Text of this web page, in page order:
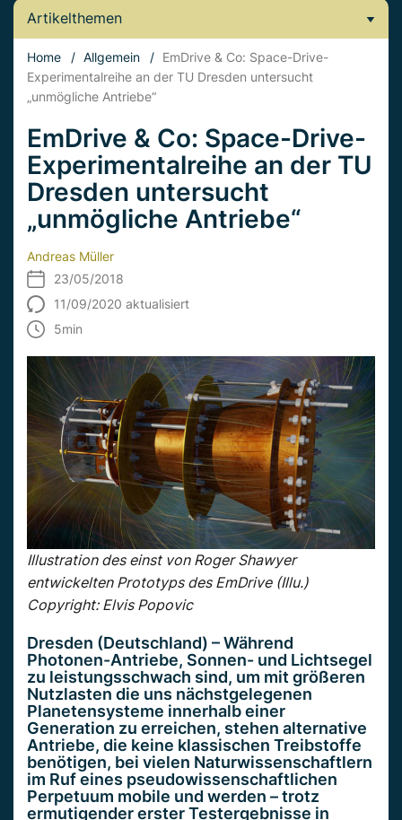
Artikelthemen
Home / Allgemein / EmDrive & Co: Space-Drive-
Experimentalreihe an der TU Dresden untersucht
„unmögliche Antriebe“
EmDrive & Co: Space-Drive-
Experimentalreihe an der TU
Dresden untersucht
„unmögliche Antriebe“
Andreas Müller
23/05/2018
11/09/2020 aktualisiert
5min
Illustration des einst von Roger Shawyer
entwickelten Prototyps des EmDrive (Illu.)
Copyright: Elvis Popovic
Dresden (Deutschland) – Während
Photonen-Antriebe, Sonnen- und Lichtsegel
zu leistungsschwach sind, um mit größeren
Nutzlasten die uns nächstgelegenen
Planetensysteme innerhalb einer
Generation zu erreichen, stehen alternative
Antriebe, die keine klassischen Treibstoffe
benötigen, bei vielen Naturwissenschaftlern
im Ruf eines pseudowissenschaftlichen
Perpetuum mobile und werden – trotz
ermutigender erster Testergebnisse in